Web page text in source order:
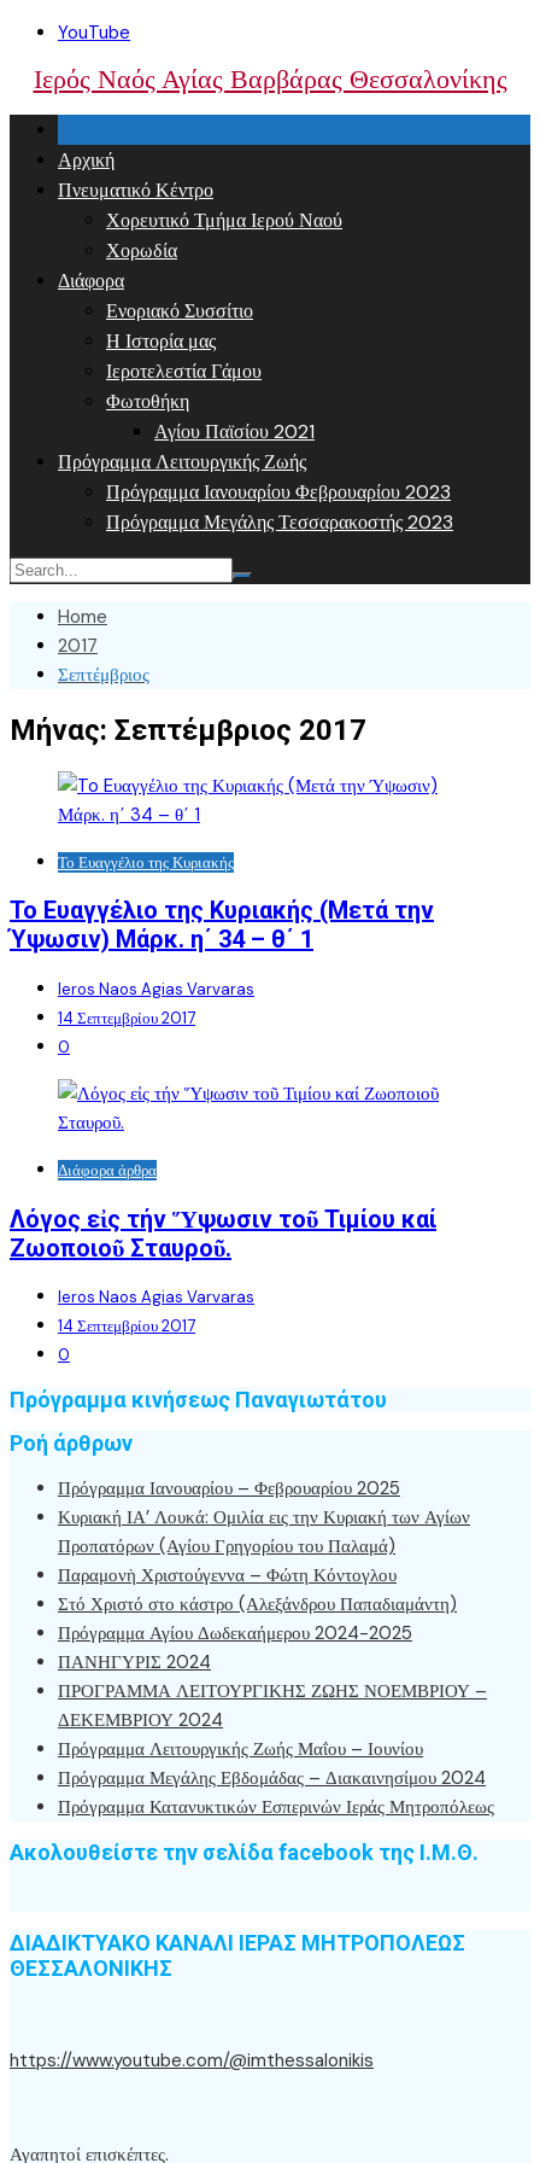
Skip
content
YouTube
Ιερός Ναός Αγίας Βαρβάρας Θεσσαλονίκης
Αρχική
Πνευματικό Κέντρο
Χορευτικό Τμήμα Ιερού Ναού
Χορωδία
Διάφορα
Ενοριακό Συσσίτιο
Η Ιστορία μας
Ιεροτελεστία Γάμου
Φωτοθήκη
Αγίου Παϊσίου 2021
Πρόγραμμα Λειτουργικής Ζωής
Πρόγραμμα Ιανουαρίου Φεβρουαρίου 2023
Πρόγραμμα Μεγάλης Τεσσαρακοστής 2023
Home
2017
Σεπτέμβριος
Μήνας: Σεπτέμβριος 2017
Το Ευαγγέλιο της Κυριακής
To Eυαγγέλιο της Κυριακής (Μετά την
Ύψωσιν) Μάρκ. η΄ 34 – θ΄ 1
Ieros Naos Agias Varvaras
14 Σεπτεμβρίου 2017
0
Διάφορα άρθρα
Λόγος εἰς τήν Ὕψωσιν τοῦ Τιμίου καί
Ζωοποιοῦ Σταυροῦ.
Ieros Naos Agias Varvaras
14 Σεπτεμβρίου 2017
0
Πρόγραμμα κινήσεως Παναγιωτάτου
Ροή άρθρων
Πρόγραμμα Ιανουαρίου – Φεβρουαρίου 2025
Κυριακή ΙΑ’ Λουκά: Ομιλία εις την Κυριακή των Αγίων
Προπατόρων (Αγίου Γρηγορίου του Παλαμά)
Παραμονὴ Χριστούγεννα – Φώτη Κόντογλου
Στό Χριστό στο κάστρο (Αλεξάνδρου Παπαδιαμάντη)
Πρόγραμμα Αγίου Δωδεκαήμερου 2024-2025
ΠΑΝΗΓΥΡΙΣ 2024
ΠΡΟΓΡΑΜΜΑ ΛΕΙΤΟΥΡΓΙΚΗΣ ΖΩΗΣ ΝΟΕΜΒΡΙΟΥ –
ΔΕΚΕΜΒΡΙΟΥ 2024
Πρόγραμμα Λειτουργικής Ζωής Μαΐου – Ιουνίου
Πρόγραμμα Μεγάλης Εβδομάδας – Διακαινησίμου 2024
Πρόγραμμα Κατανυκτικών Εσπερινών Ιεράς Μητροπόλεως
Ακολουθείστε την σελίδα facebook της Ι.Μ.Θ.
ΔΙΑΔΙΚΤΥΑΚΟ ΚΑΝΑΛΙ ΙΕΡΑΣ ΜΗΤΡΟΠΟΛΕΩΣ
ΘΕΣΣΑΛΟΝΙΚΗΣ
https://www.youtube.com/@imthessalonikis
Αγαπητοί επισκέπτες.